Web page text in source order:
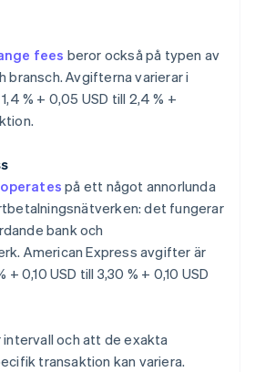
fees beror också på typen av
bransch. Avgifterna varierar i
% + 0,05 USD till 2,4 % +
på ett något annorlunda
det fungerar
bank och
American Express avgifter är
0,10 USD till 3,30 % + 0,10 USD
och att de exakta
transaktion kan variera.